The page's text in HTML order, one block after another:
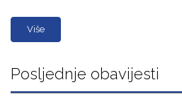
Više
Posljednje obavijesti